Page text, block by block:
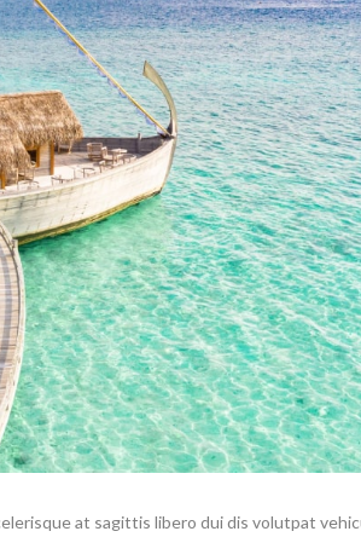
at sagittis libero dui dis volutpat